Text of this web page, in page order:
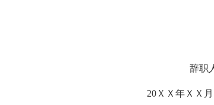
辞职人
20ＸＸ年ＸＸ月